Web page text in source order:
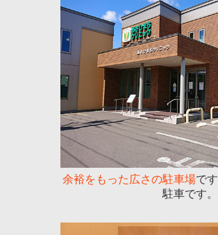
余裕をもった広さの駐車場で
駐車です。